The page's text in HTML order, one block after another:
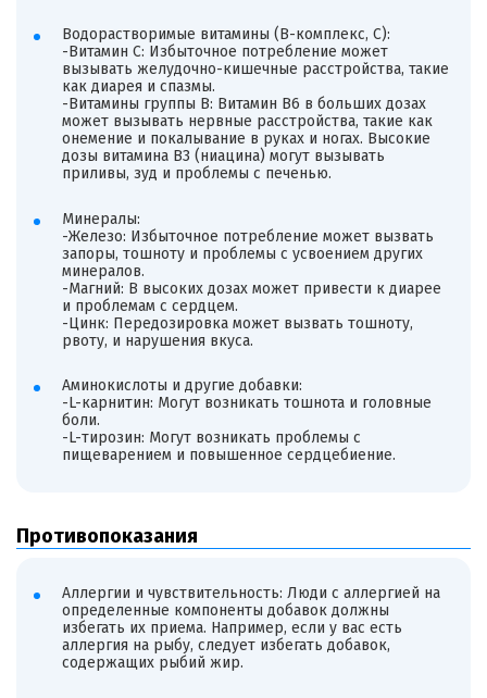
Водорастворимые витамины (B-комплекс, C):
-Витамин C: Избыточное потребление может
вызывать желудочно-кишечные расстройства, такие
как диарея и спазмы.
-Витамины группы B: Витамин B6 в больших дозах
может вызывать нервные расстройства, такие как
онемение и покалывание в руках и ногах. Высокие
дозы витамина B3 (ниацина) могут вызывать
приливы, зуд и проблемы с печенью.
Минералы:
-Железо: Избыточное потребление может вызвать
запоры, тошноту и проблемы с усвоением других
минералов.
-Магний: В высоких дозах может привести к диарее
и проблемам с сердцем.
-Цинк: Передозировка может вызвать тошноту,
рвоту, и нарушения вкуса.
Аминокислоты и другие добавки:
-L-карнитин: Могут возникать тошнота и головные
боли.
-L-тирозин: Могут возникать проблемы с
пищеварением и повышенное сердцебиение.
Противопоказания
Аллергии и чувствительность: Люди с аллергией на
определенные компоненты добавок должны
избегать их приема. Например, если у вас есть
аллергия на рыбу, следует избегать добавок,
содержащих рыбий жир.